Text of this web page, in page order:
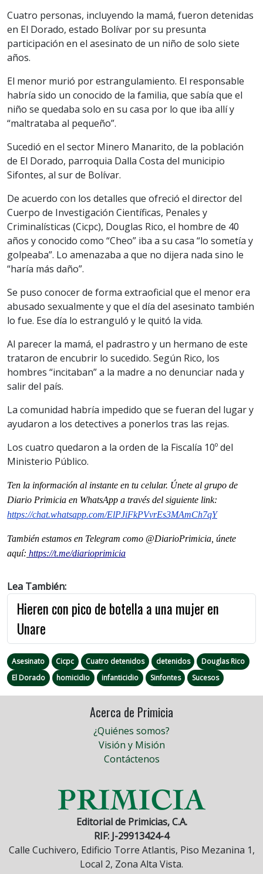
Cuatro personas, incluyendo la mamá, fueron detenidas
en El Dorado, estado Bolívar por su presunta
participación en el asesinato de un niño de solo siete
años.
El menor murió por estrangulamiento. El responsable
habría sido un conocido de la familia, que sabía que el
niño se quedaba solo en su casa por lo que iba allí y
“maltrataba al pequeño”.
Sucedió en el sector Minero Manarito, de la población
de El Dorado, parroquia Dalla Costa del municipio
Sifontes, al sur de Bolívar.
De acuerdo con los detalles que ofreció el director del
Cuerpo de Investigación Científicas, Penales y
Criminalísticas (Cicpc), Douglas Rico, el hombre de 40
años y conocido como “Cheo” iba a su casa “lo sometía y
golpeaba”. Lo amenazaba a que no dijera nada sino le
“haría más daño”.
Se puso conocer de forma extraoficial que el menor era
abusado sexualmente y que el día del asesinato también
lo fue. Ese día lo estranguló y le quitó la vida.
Al parecer la mamá, el padrastro y un hermano de este
trataron de encubrir lo sucedido. Según Rico, los
hombres “incitaban” a la madre a no denunciar nada y
salir del país.
La comunidad habría impedido que se fueran del lugar y
ayudaron a los detectives a ponerlos tras las rejas.
Los cuatro quedaron a la orden de la Fiscalía 10º del
Ministerio Público.
Ten la información al instante en tu celular. Únete al grupo de
Diario Primicia en WhatsApp a través del siguiente link:
https://chat.whatsapp.com/ElPJiFkPVvrEs3MAmCh7qY
También estamos en Telegram como @DiarioPrimicia, únete
aquí: https://t.me/diarioprimicia
Lea También:
Hieren con pico de botella a una mujer en
Unare
Asesinato Cicpc Cuatro detenidos detenidos
Douglas Rico
El Dorado
homicidio infanticidio Sinfontes Sucesos
Acerca de Primicia
¿Quiénes somos?
Visión y Misión
Contáctenos
Editorial de Primicias, C.A.
RIF: J-29913424-4
Calle Cuchivero, Edificio Torre Atlantis, Piso Mezanina 1,
Local 2, Zona Alta Vista.